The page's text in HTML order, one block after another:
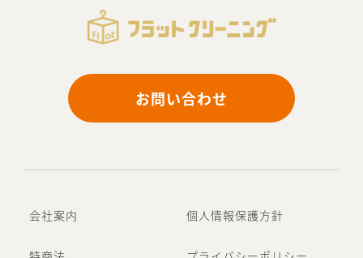
お問い合わせ
会社案内 個人情報保護方針